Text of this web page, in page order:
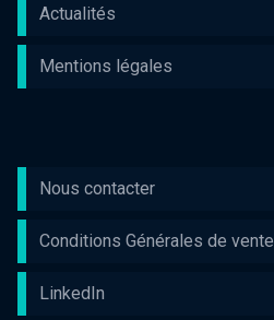
Actualités
Mentions légales
Nous contacter
Conditions Générales de vente
LinkedIn